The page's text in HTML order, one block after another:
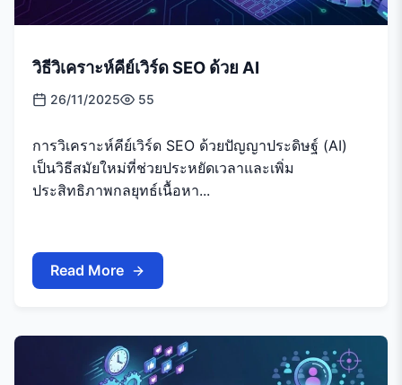
วิธีวิเคราะห์คีย์เวิร์ด SEO ด้วย AI
26/11/2025 55
การวิเคราะห์คีย์เวิร์ด SEO ด้วยปัญญาประดิษฐ์ (AI)
เป็นวิธีสมัยใหม่ที่ช่วยประหยัดเวลาและเพิ่ม
ประสิทธิภาพกลยุทธ์เนื้อหา...
Read More